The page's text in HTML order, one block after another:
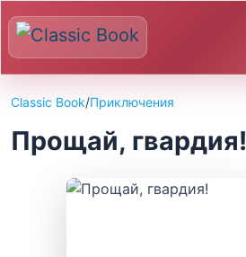
Classic Book/Приключения
Прощай, гвардия!